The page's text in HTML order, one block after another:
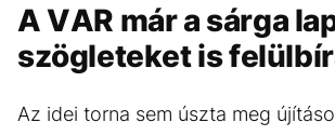
A VAR már a sárga
szögleteket is
Az idei torna sem úszta meg